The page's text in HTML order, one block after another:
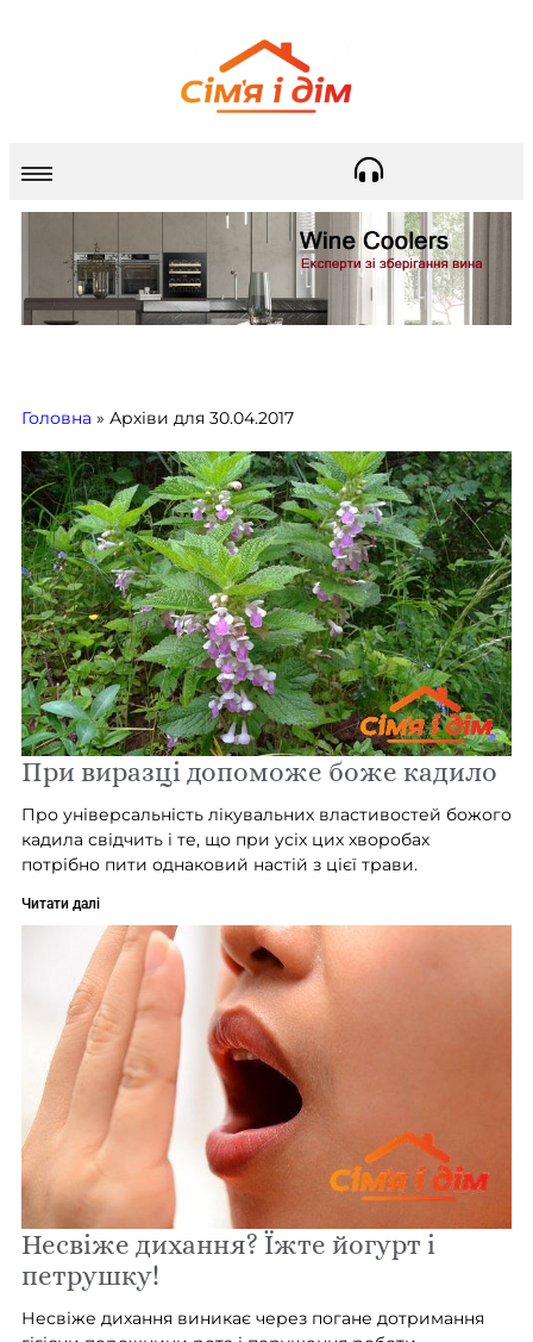
Головна » Архіви для 30.04.2017
При виразці допоможе боже кадило
Про універсальність лікувальних властивостей божого
кадила свідчить і те, що при усіх цих хворобах
потрібно пити однаковий настій з цієї трави.
Читати далі
Несвіже дихання? Їжте йогурт і
петрушку!
Несвіже дихання виникає через погане дотримання